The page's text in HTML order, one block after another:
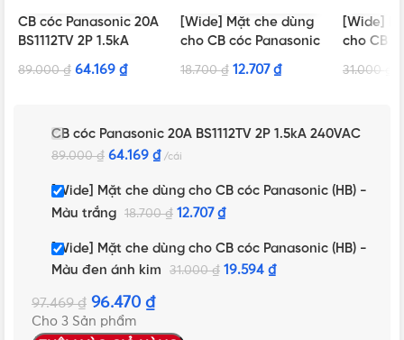
CB cóc Panasonic 20A
BS1112TV 2P 1.5kA
89.000₫ 64.169 ₫
[Wide] Mặt che dùng
cho CB cóc Panasonic
(HB) – Màu trắng
18.700₫ 12.707 ₫
[Wide]
cho CB
31.000
CB cóc Panasonic 20A BS1112TV 2P 1.5kA 240VAC
89.000₫ 64.169 ₫ cái
[Wide] Mặt che dùng cho CB cóc Panasonic (HB) -
Màu trắng
18.700₫ 12.707 ₫
[Wide] Mặt che dùng cho CB cóc Panasonic (HB) -
Màu đen ánh kim
31.000₫ 19.594 ₫
97.469₫ 96.470 ₫
Cho 3 Sản phẩm